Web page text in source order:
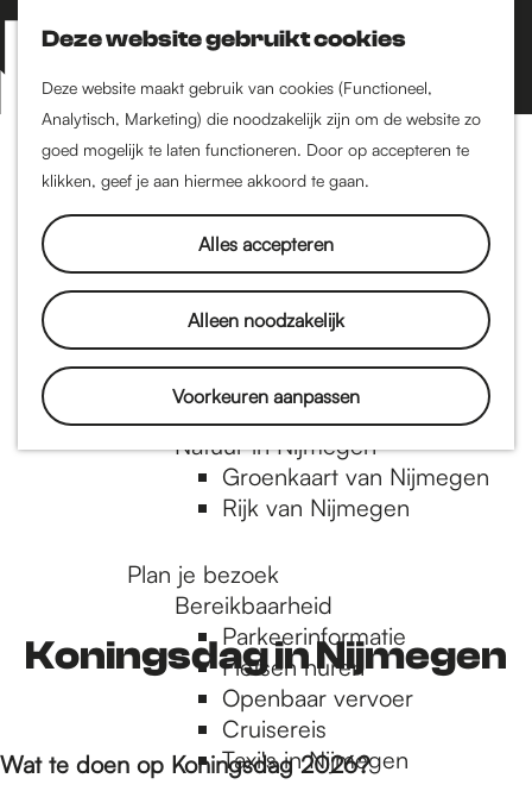
Deze website gebruikt cookies
Deze website maakt gebruik van cookies (Functioneel,
Analytisch, Marketing) die noodzakelijk zijn om de website zo
goed mogelijk te laten functioneren. Door op accepteren te
klikken, geef je aan hiermee akkoord te gaan.
Alles accepteren
Alleen noodzakelijk
Voorkeuren aanpassen
Z
o
e
k
e
K
a
a
r
t
M
e
n
Nijmegen-Nieuw-West
Dukenburg
Lindenholt
Historie
De oudste stad van
Nederland
Historische tijdlijn
Romeinse Limes
Vrede van Nijmegen
Penning
Natuur in Nijmegen
Groenkaart van Nijmegen
Rijk van Nijmegen
Plan je bezoek
Bereikbaarheid
Parkeerinformatie
Fietsen huren
Openbaar vervoer
Cruisereis
Taxi's in Nijmegen
Koningsdag in Nijmegen
Wat te doen op Koningsdag 2026?